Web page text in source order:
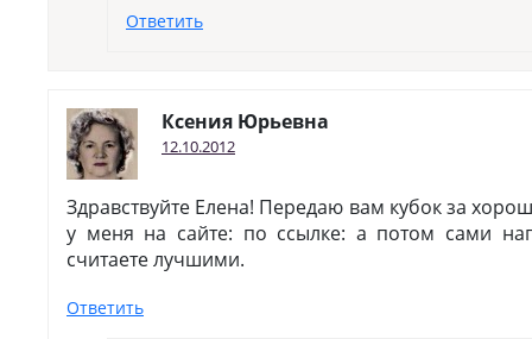
Ответить
Ксения Юрьевна
12.10.2012
Здравствуйте Елена! Передаю вам кубок за
у меня на сайте: по ссылке: а потом сами
считаете лучшими.
Ответить